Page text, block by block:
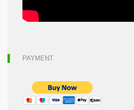
PAYMENT